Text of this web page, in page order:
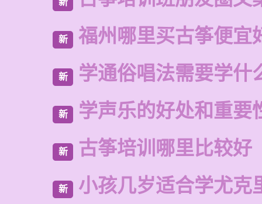
新
新 福州哪里买古筝便宜
新 学通俗唱法需要学什
新 学声乐的好处和重要
新 古筝培训哪里比较好
新 小孩几岁适合学尤克